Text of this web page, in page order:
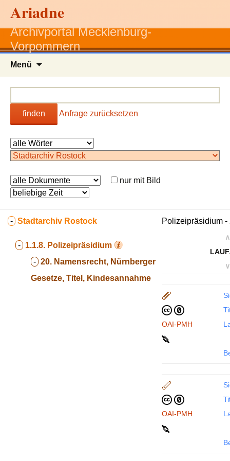
Ariadne
Archivportal Mecklenburg-
Vorpommern
Menü
finden Anfrage zurücksetzen
nur mit Bild
- Stadtarchiv Rostock
- 1.1.8. Polizeipräsidium
- 20. Namensrecht, Nürnberger
Gesetze, Titel, Kindesannahme
Polizeipräsidium -
∧
∨
OAI-PMH
OAI-PMH